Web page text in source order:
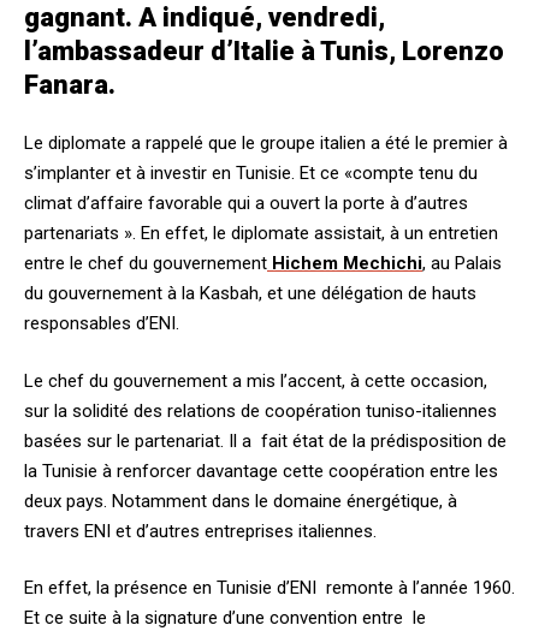
gagnant. A indiqué, vendredi,
l’ambassadeur d’Italie à Tunis, Lorenzo
Fanara.
Le diplomate a rappelé que le groupe italien a été le premier à
s’implanter et à investir en Tunisie. Et ce «compte tenu du
climat d’affaire favorable qui a ouvert la porte à d’autres
partenariats ». En effet, le diplomate assistait, à un entretien
entre le chef du gouvernement Hichem Mechichi, au Palais
du gouvernement à la Kasbah, et une délégation de hauts
responsables d’ENI.
Le chef du gouvernement a mis l’accent, à cette occasion,
sur la solidité des relations de coopération tuniso-italiennes
basées sur le partenariat. Il a fait état de la prédisposition de
la Tunisie à renforcer davantage cette coopération entre les
deux pays. Notamment dans le domaine énergétique, à
travers ENI et d’autres entreprises italiennes.
En effet, la présence en Tunisie d’ENI remonte à l’année 1960.
Et ce suite à la signature d’une convention entre le